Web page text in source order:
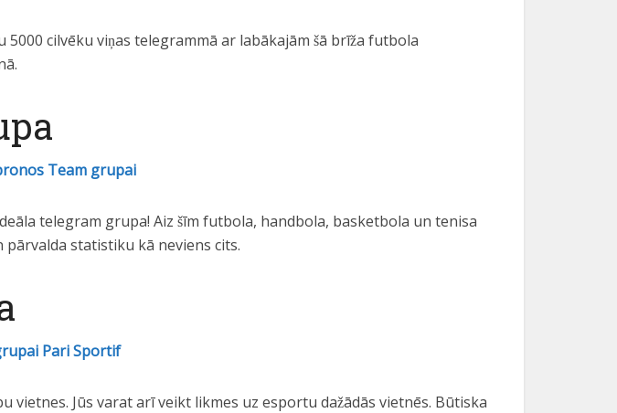
5000 cilvēku viņas telegrammā ar labākajām šā brīža futbola
Team grupai
telegram grupa! Aiz šīm futbola, handbola, basketbola un tenisa
statistiku kā neviens cits.
Pari Sportif
Jūs varat arī veikt likmes uz esportu dažādās vietnēs. Būtiska